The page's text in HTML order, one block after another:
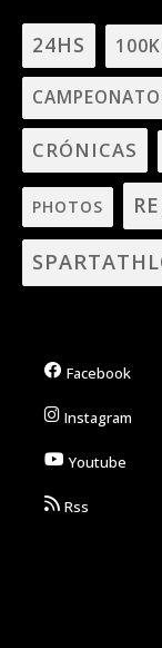
24HS
CRÓNICAS
PHOTOS
Facebook
Instagram
Youtube
Rss